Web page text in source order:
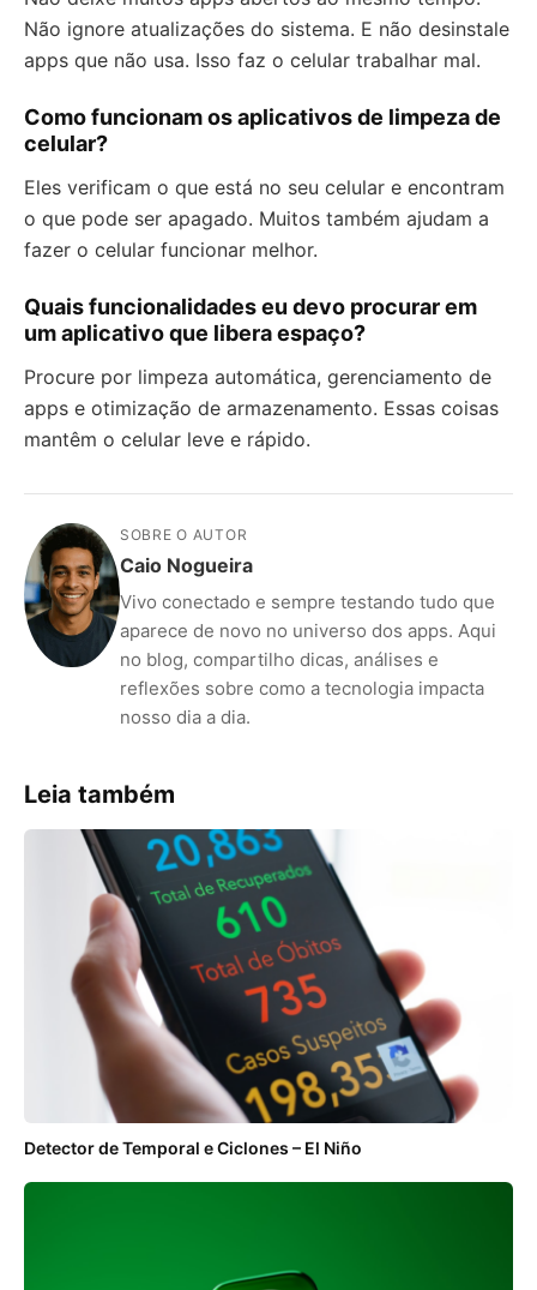
Não ignore atualizações do sistema. E não desinstale
apps que não usa. Isso faz o celular trabalhar mal.
Como funcionam os aplicativos de limpeza de
celular?
Eles verificam o que está no seu celular e encontram
o que pode ser apagado. Muitos também ajudam a
fazer o celular funcionar melhor.
Quais funcionalidades eu devo procurar em
um aplicativo que libera espaço?
Procure por limpeza automática, gerenciamento de
apps e otimização de armazenamento. Essas coisas
mantêm o celular leve e rápido.
SOBRE O AUTOR
Caio Nogueira
Vivo conectado e sempre testando tudo que
aparece de novo no universo dos apps. Aqui
no blog, compartilho dicas, análises e
reflexões sobre como a tecnologia impacta
nosso dia a dia.
Leia também
Detector de Temporal e Ciclones – El Niño